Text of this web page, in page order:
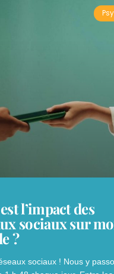
l’impact des
sociaux sur
?
sociaux ! Nous y